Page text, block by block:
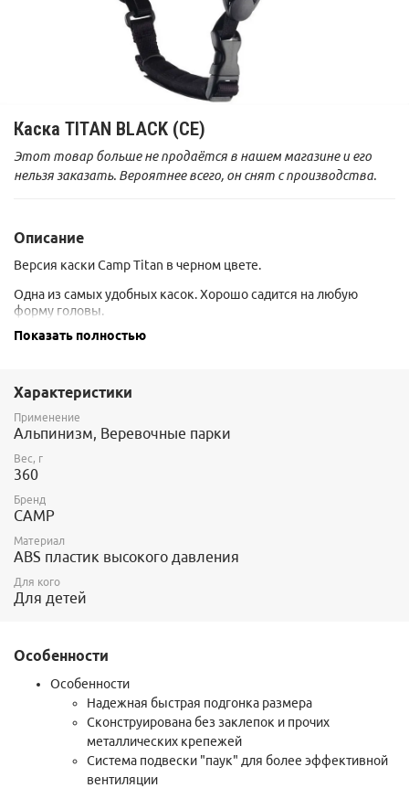
Каска TITAN BLACK (СЕ)
Этот товар больше не продаётся в нашем магазине и его
нельзя заказать. Вероятнее всего, он снят с производства.
Описание
Версия каски Camp Titan в черном цвете.
Одна из самых удобных касок. Хорошо садится на любую
форму головы.
Разрабатывалась как "рабочая лошадка" для веревочных
настолько удачной, что получила распространение у
альпинистов и скалолазов.
Сделана из ABS пластика высокого давления, сама "скорлупа"
вышла очень прочной и долговечной. Подвеска внутри легко
разбирается для чистки от закгрязнений и обслуживания
(замены элементов - если таковое вдруг понадобится).
Область применения: скалолазание, альпинизм, веревочные
1 размер: 48-56см, 385 гр. Позиционируется как детский.
2 размер: 54-62см, 435 гр. Позиционируется как взрослый.
Показать полностью
Характеристики
Применение
Альпинизм, Веревочные парки
Вес, г
360
Бренд
CAMP
Материал
ABS пластик высокого давления
Для кого
Для детей
Особенности
Особенности
Надежная быстрая подгонка размера
Сконструирована без заклепок и прочих
металлических крепежей
Система подвески "паук" для более эффективной
вентиляции